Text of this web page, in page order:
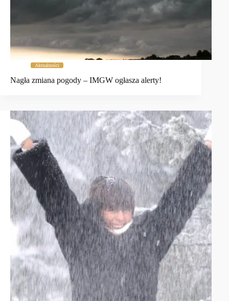
Aktualności
Nagła zmiana pogody – IMGW ogłasza alerty!